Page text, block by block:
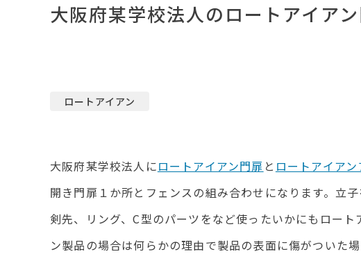
大阪府某学校法人のロートアイア
ロートアイアン
大阪府某学校法人にロートアイアン門扉 と ロートアイア
開き門扉１か所とフェンスの組み合わせになります。立
剣先、リング、C型のパーツをなど使ったいかにもロー
ン製品の場合は何らかの理由で製品の表面に傷がついた